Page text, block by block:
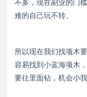
不多，现在副业的门
难的自己玩不转。
所以现在我们找项木
容易找到小蓝海项木
要往里面钻，机会小